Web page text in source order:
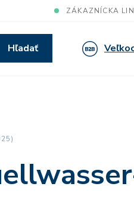
ZÁKAZNÍCKA
Hľadať